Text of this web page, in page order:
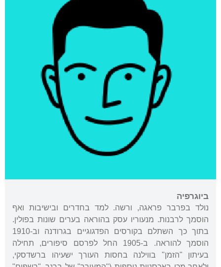
ביוגרפיה
נולד בפרבר פראגה, ורשה. למד בחדרים ובישיבות ואף
הוסמך לרבנות. מנעוריו עסק בהוראה בערים שונות בפולין.
בתוך כך השתלם בקורסים הפדגוגיים בגרודנה וב-1910
הוסמך להוראה. ב-1905 החל לפרסם סיפורים, תחילה
בעיתון "הזמן" בווילנה בחסות העורך ישעיהו ברשדסקי,